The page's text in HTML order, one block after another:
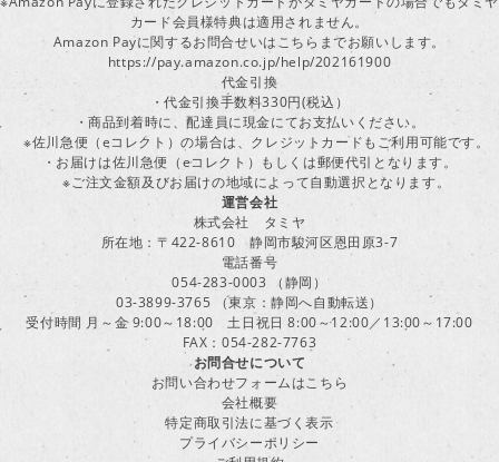
カード会員様特典は適用されません。
Amazon Payに関するお問合せいはこちらまでお願いします。
https://pay.amazon.co.jp/help/202161900
代金引換
・代金引換手数料330円(税込）
・商品到着時に、配達員に現金にてお支払いください。
※佐川急便（eコレクト）の場合は、クレジットカードもご利用可能です。
・お届けは佐川急便（eコレクト）もしくは郵便代引となります。
※ご注文金額及びお届けの地域によって自動選択となります。
運営会社
株式会社 タミヤ
所在地：〒422-8610 静岡市駿河区恩田原3-7
電話番号
054-283-0003 （静岡）
03-3899-3765 （東京：静岡へ自動転送）
受付時間 月～金 9:00～18:00 土日祝日 8:00～12:00／13:00～17:00
FAX：054-282-7763
お問合せについて
お問い合わせフォームはこちら
会社概要
特定商取引法に基づく表示
プライバシーポリシー